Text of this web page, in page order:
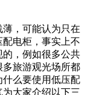
，可能认为只在
电柜，事实上不
，例如很多公共
旅游观光场所都
么要使用低压配
大家介绍以下三